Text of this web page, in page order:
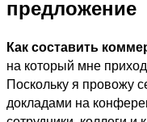
предложение
Как составить
на который мне
Поскольку я провожу
докладами на